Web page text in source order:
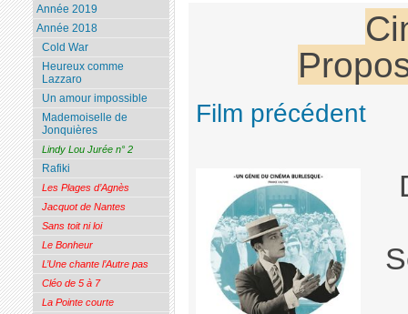
Film précédent
Année 2019
Année 2018
Cold War
Heureux comme
Lazzaro
Un amour impossible
Mademoiselle de
Jonquières
Lindy Lou Jurée n° 2
Rafiki
Les Plages d’Agnès
Jacquot de Nantes
Sans toit ni loi
Le Bonheur
L’Une chante l’Autre pas
Cléo de 5 à 7
La Pointe courte